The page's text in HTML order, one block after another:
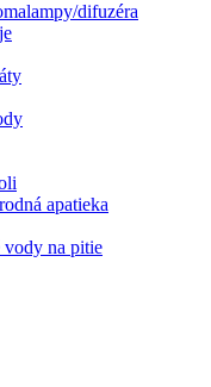
difuzéra
apatieka
na pitie